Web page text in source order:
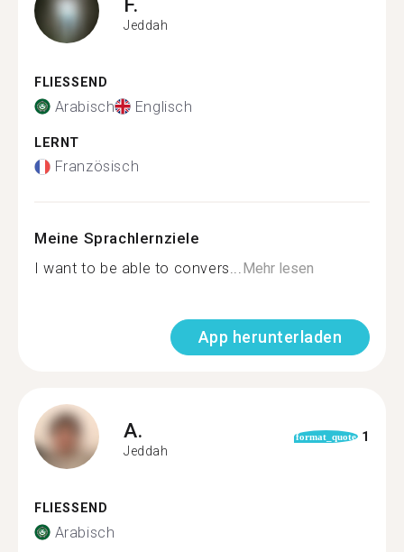
Jeddah
FLIESSEND
Arabisch Englisch
LERNT
Französisch
Meine Sprachlernziele
I want to be able to convers...Mehr lesen
App herunterladen
A.
Jeddah
format_quote 1
FLIESSEND
Arabisch